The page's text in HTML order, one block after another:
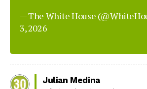
— The White House
3, 2026
Julian Medina